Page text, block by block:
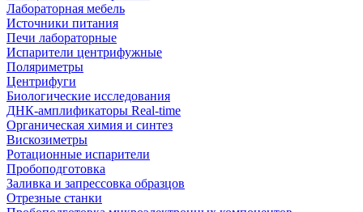
Лабораторная мебель
Источники питания
Печи лабораторные
Испарители центрифужные
Поляриметры
Центрифуги
Биологические исследования
ДНК-амплификаторы Real-time
Органическая химия и синтез
Вискозиметры
Ротационные испарители
Пробоподготовка
Заливка и запрессовка образцов
Отрезные станки